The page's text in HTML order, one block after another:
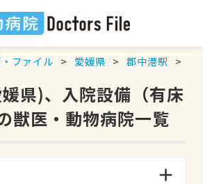
ファイル 愛媛県 郡中港駅
県)、入院設備（有床
獣医・動物病院一覧